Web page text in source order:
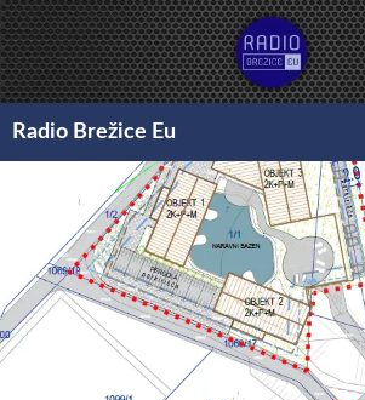
Preskoči
na
vsebino
Radio Brežice Eu